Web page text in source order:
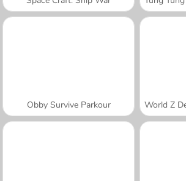
Obby Survive Parkour